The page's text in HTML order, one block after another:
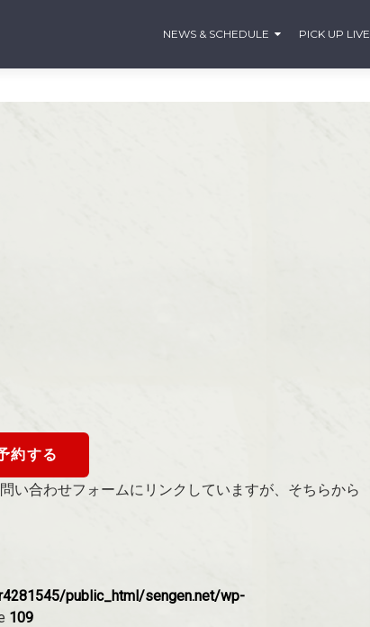
NEWS & SCHEDULE PICK UP LIVE
約する
い合わせフォームにリンクしていますが、そちらから
public_html/sengen.net/wp-
109